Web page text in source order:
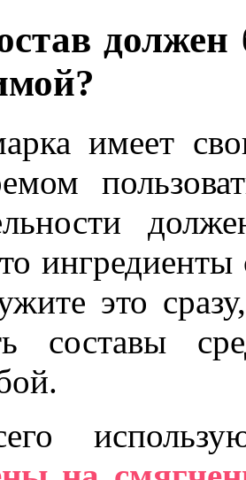
имеет
это
составы